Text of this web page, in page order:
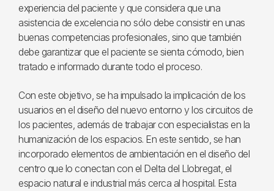
experiencia del paciente y que considera que una
asistencia de excelencia no sólo debe consistir en unas
buenas competencias profesionales, sino que también
debe garantizar que el paciente se sienta cómodo, bien
tratado e informado durante todo el proceso.
Con este objetivo, se ha impulsado la implicación de los
usuarios en el diseño del nuevo entorno y los circuitos de
los pacientes, además de trabajar con especialistas en la
humanización de los espacios. En este sentido, se han
incorporado elementos de ambientación en el diseño del
centro que lo conectan con el Delta del Llobregat, el
espacio natural e industrial más cerca al hospital. Esta